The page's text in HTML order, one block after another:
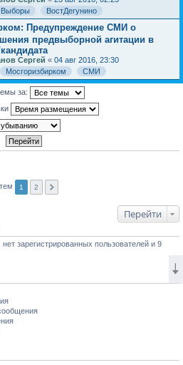
Выборы
ВостДегунино
Предупреждение СМИ о
предвыборной агитации в
Сергей « 04 авг 2016, 23:30
Мосгоризбирком СМИ
за:
1 2
Перейти
зарегистрированных пользователей и 9